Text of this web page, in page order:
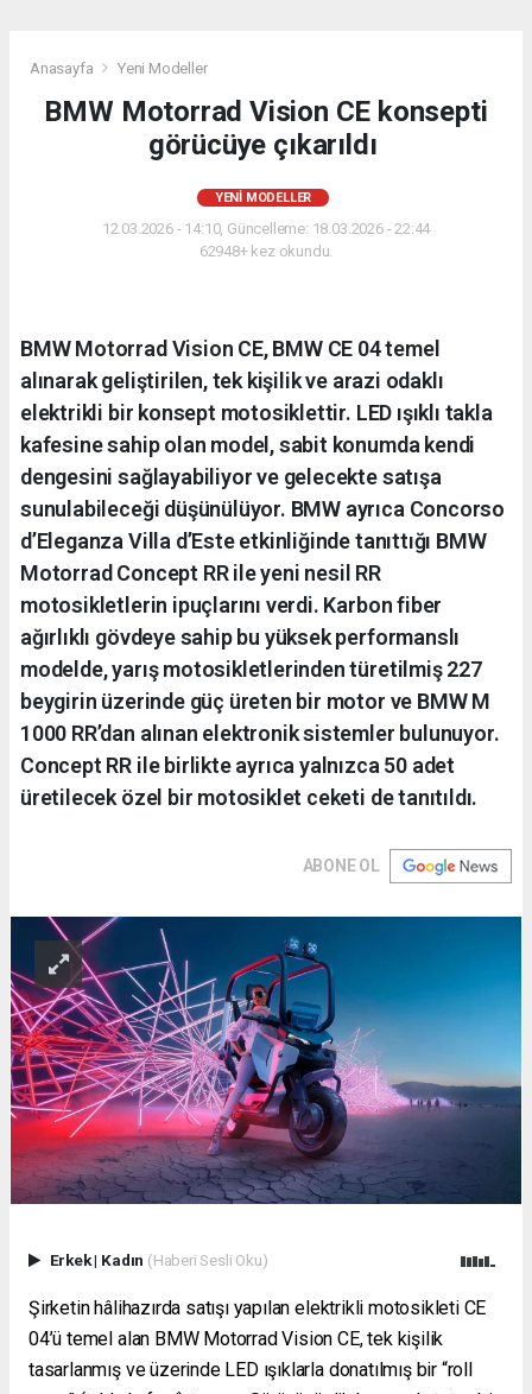
Anasayfa Yeni Modeller
BMW Motorrad Vision CE konsepti
görücüye çıkarıldı
YENI MODELLER
12.03.2026 - 14:10, Güncelleme: 18.03.2026 - 22:44
62948+ kez okundu.
BMW Motorrad Vision CE, BMW CE 04 temel
alınarak geliştirilen, tek kişilik ve arazi odaklı
elektrikli bir konsept motosiklettir. LED ışıklı takla
kafesine sahip olan model, sabit konumda kendi
dengesini sağlayabiliyor ve gelecekte satışa
sunulabileceği düşünülüyor. BMW ayrıca Concorso
d’Eleganza Villa d’Este etkinliğinde tanıttığı BMW
Motorrad Concept RR ile yeni nesil RR
motosikletlerin ipuçlarını verdi. Karbon fiber
ağırlıklı gövdeye sahip bu yüksek performanslı
modelde, yarış motosikletlerinden türetilmiş 227
beygirin üzerinde güç üreten bir motor ve BMW M
1000 RR’dan alınan elektronik sistemler bulunuyor.
Concept RR ile birlikte ayrıca yalnızca 50 adet
üretilecek özel bir motosiklet ceketi de tanıtıldı.
ABONE OL
Erkek| Kadın (Haberi Sesli Oku)
Şirketin hâlihazırda satışı yapılan elektrikli motosikleti CE
04’ü temel alan BMW Motorrad Vision CE, tek kişilik
tasarlanmış ve üzerinde LED ışıklarla donatılmış bir “roll